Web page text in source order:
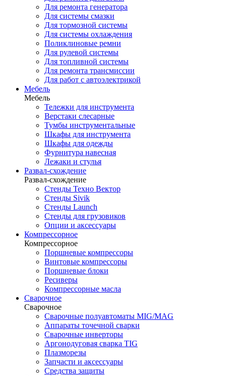
Для ремонта генератора
Для системы смазки
Для тормозной системы
Для системы охлаждения
Поликлиновые ремни
Для рулевой системы
Для топливной системы
Для ремонта трансмиссии
Для работ с автоэлектрикой
Мебель
Мебель
Тележки для инструмента
Верстаки слесарные
Тумбы инструментальные
Шкафы для инструмента
Шкафы для одежды
Фурнитура навесная
Лежаки и стулья
Развал-схождение
Развал-схождение
Стенды Техно Вектор
Стенды Sivik
Стенды Launch
Стенды для грузовиков
Опции и аксессуары
Компрессорное
Компрессорное
Поршневые компрессоры
Винтовые компрессоры
Поршневые блоки
Ресиверы
Компрессорные масла
Сварочное
Сварочное
Сварочные полуавтоматы MIG/MAG
Аппараты точечной сварки
Сварочные инверторы
Аргонодуговая сварка TIG
Плазморезы
Запчасти и аксессуары
Средства защиты